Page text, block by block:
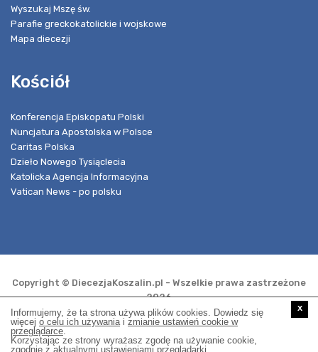
Wyszukaj Mszę św.
Parafie greckokatolickie i wojskowe
Mapa diecezji
Kościół
Konferencja Episkopatu Polski
Nuncjatura Apostolska w Polsce
Caritas Polska
Dzieło Nowego Tysiąclecia
Katolicka Agencja Informacyjna
Vatican News - po polsku
Copyright © DiecezjaKoszalin.pl - Wszelkie prawa zastrzeżone
2026
Realizacja i opieka techniczna:
Informujemy, że ta strona używa plików cookies. Dowiedz się
więcej o celu ich używaniai zmianie ustawień cookie w
przeglądarce.
Korzystając ze strony wyrażasz zgodę na używanie cookie,
zgodnie z aktualnymi ustawieniami przeglądarki.
x